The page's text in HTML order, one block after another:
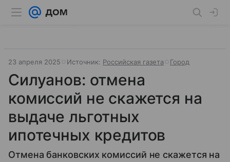
23 апреля 2025 Источник: Российская газета Город
Силуанов: отмена
комиссий не скажется на
выдаче льготных
ипотечных кредитов
Отмена банковских комиссий не скажется на